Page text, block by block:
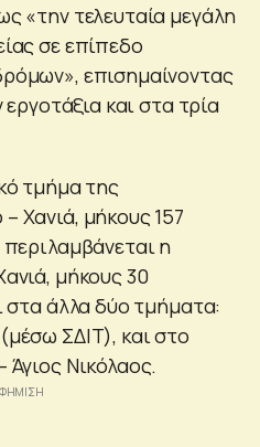
«την τελευταία μεγάλη
σε επίπεδο
επισημαίνοντας
και στα τρία
τμήμα της
Χανιά, μήκους 157
η
μήκους 30
στα άλλα δύο τμήματα:
ΣΔΙΤ), και στο
Νικόλαος.